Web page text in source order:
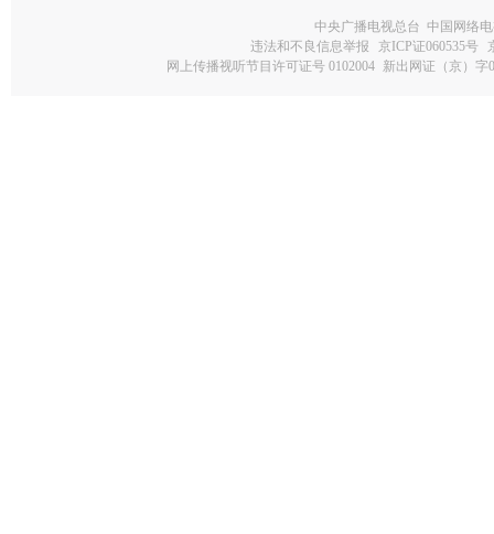
中央广播电视总台 中国网络
违法和不良信息举报
京ICP证060535号
网上传播视听节目许可证号 0102004 新出网证（京）